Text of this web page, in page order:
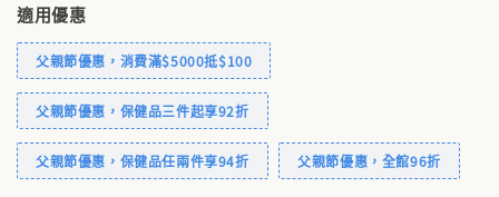
適用優惠
父親節優惠，消費滿$5000抵$100
父親節優惠，保健品三件起享92折
父親節優惠，保健品任兩件享94折 父親節優惠，全館96折